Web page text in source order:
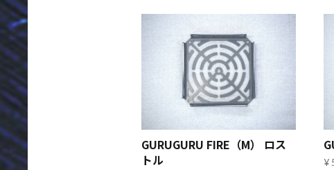
GURUGURU FIRE（M） ロス
トル